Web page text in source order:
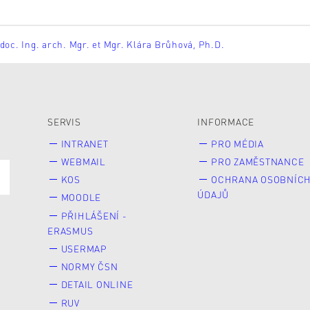
doc. Ing. arch. Mgr. et Mgr. Klára Brůhová, Ph.D.
SERVIS
INTRANET
WEBMAIL
KOS
MOODLE
PŘIHLÁŠENÍ -
ERASMUS
USERMAP
NORMY ČSN
DETAIL ONLINE
RUV
INFORMACE
PRO MÉDIA
PRO ZAMĚSTNANCE
OCHRANA OSOBNÍCH
ÚDAJŮ